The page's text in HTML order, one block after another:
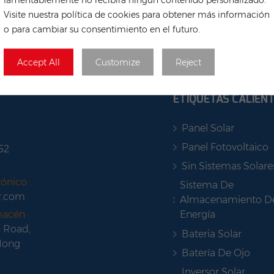
Visite nuestra política de cookies para obtener más información
o para cambiar su consentimiento en el futuro.
Accept All Customize Reject
:
:
ETIQUETAS
Panel Solar
Panel Fotovoltaico
Sin Sistemas
Sistema De
Almacenamiento
Energía
Bateria Solar
Batería De Ojo